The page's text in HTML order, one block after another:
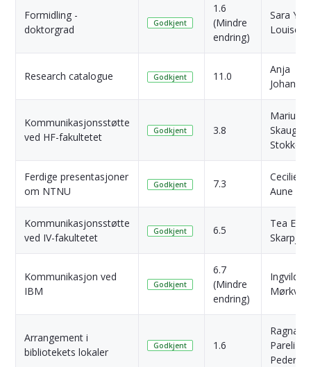
Formidling -
doktorgrad
Godkjent
1.6
(Mindre
endring)
Sara Ylva
Louise
Research catalogue Godkjent 11.0
Anja
Johansen
Kommunikasjonsstøtte
ved HF-fakultetet
Godkjent 3.8
Marius
Skaug
Stokke
Ferdige presentasjoner
om NTNU
Godkjent 7.3
Cecilie
Aune
Kommunikasjonsstøtte
ved IV-fakultetet
Godkjent 6.5
Tea Eline
Kommunikasjon ved
IBM
Godkjent
6.7
(Mindre
endring)
Ingvild
Mørkved
Arrangement i
bibliotekets lokaler
Godkjent 1.6
Ragnar
Pareli